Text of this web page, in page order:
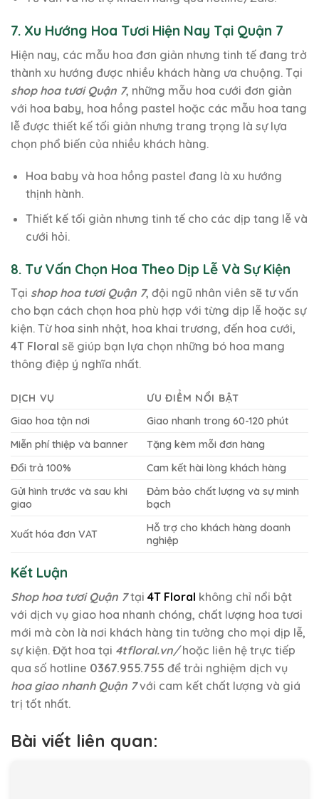
7. Xu Hướng Hoa Tươi Hiện Nay Tại Quận 7
Hiện nay, các mẫu hoa đơn giản nhưng tinh tế đang trở
thành xu hướng được nhiều khách hàng ưa chuộng. Tại
shop hoa tươi Quận 7, những mẫu hoa cưới đơn giản
với hoa baby, hoa hồng pastel hoặc các mẫu hoa tang
lễ được thiết kế tối giản nhưng trang trọng là sự lựa
chọn phổ biến của nhiều khách hàng.
Hoa baby và hoa hồng pastel đang là xu hướng
thịnh hành.
Thiết kế tối giản nhưng tinh tế cho các dịp tang lễ và
cưới hỏi.
8. Tư Vấn Chọn Hoa Theo Dịp Lễ Và Sự Kiện
Tại shop hoa tươi Quận 7, đội ngũ nhân viên sẽ tư vấn
cho bạn cách chọn hoa phù hợp với từng dịp lễ hoặc sự
kiện. Từ hoa sinh nhật, hoa khai trương, đến hoa cưới,
4T Floral sẽ giúp bạn lựa chọn những bó hoa mang
thông điệp ý nghĩa nhất.
DỊCH VỤ
ƯU ĐIỂM NỔI BẬT
Giao hoa tận nơi
Giao nhanh trong 60-120 phút
Miễn phí thiệp và banner
Tặng kèm mỗi đơn hàng
Đổi trả 100%
Cam kết hài lòng khách hàng
Gửi hình trước và sau khi
giao
Đảm bảo chất lượng và sự minh
bạch
Xuất hóa đơn VAT
Hỗ trợ cho khách hàng doanh
nghiệp
Kết Luận
Shop hoa tươi Quận 7tại 4T Floral không chỉ nổi bật
với dịch vụ giao hoa nhanh chóng, chất lượng hoa tươi
mới mà còn là nơi khách hàng tin tưởng cho mọi dịp lễ,
sự kiện. Đặt hoa tại 4tfloral.vn/hoặc liên hệ trực tiếp
qua số hotline 0367.955.755 để trải nghiệm dịch vụ
hoa giao nhanh Quận 7với cam kết chất lượng và giá
trị tốt nhất.
Bài viết liên quan: